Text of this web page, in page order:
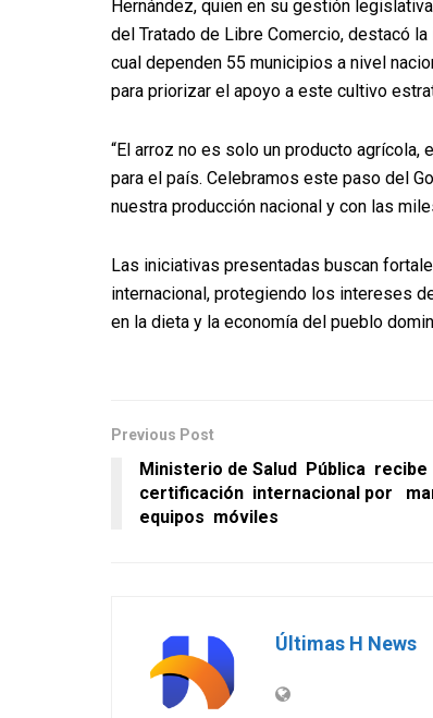
Hernández, quien en su gestión
del Tratado de Libre Comercio, destacó
cual dependen 55 municipios a nivel
para priorizar el apoyo a este cultivo
“El arroz no es solo un producto
para el país. Celebramos este paso del
nuestra producción nacional y con las
Las iniciativas presentadas buscan
internacional, protegiendo los intereses
en la dieta y la economía del pueblo
Previous Post
Ministerio de Salud Pública recibe
certificación internacional por
equipos móviles
Últimas H News